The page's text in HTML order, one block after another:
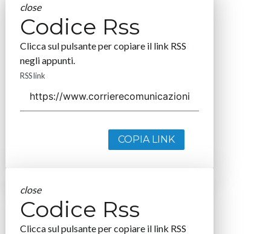
close
Codice Rss
Clicca sul pulsante per copiare il link RSS
negli appunti.
RSS link
COPIA LINK
close
Codice Rss
Clicca sul pulsante per copiare il link RSS